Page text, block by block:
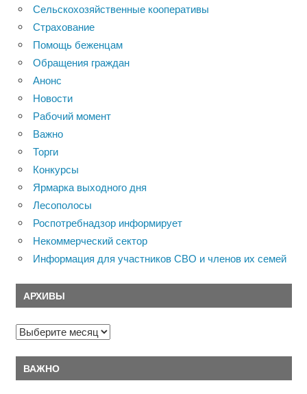
Сельскохозяйственные кооперативы
Страхование
Помощь беженцам
Обращения граждан
Анонс
Новости
Рабочий момент
Важно
Торги
Конкурсы
Ярмарка выходного дня
Лесополосы
Роспотребнадзор информирует
Некоммерческий сектор
Информация для участников СВО и членов их семей
АРХИВЫ
Архивы
ВАЖНО